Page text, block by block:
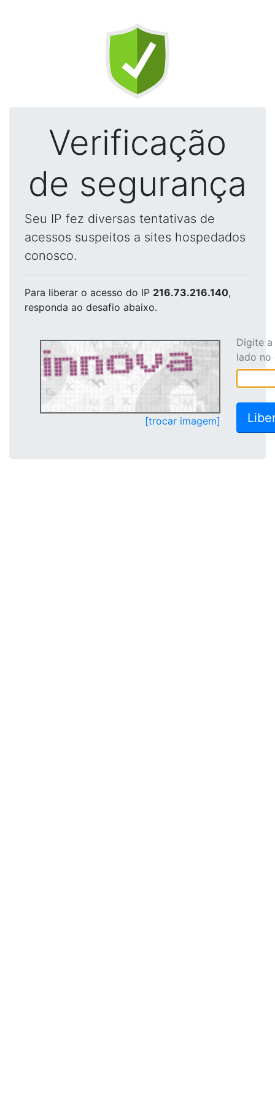
Verificação
de segurança
Seu IP fez diversas tentativas de
acessos suspeitos a sites hospedados
conosco.
Para liberar o acesso do IP 216.73.216.140,
responda ao desafio abaixo.
[trocar imagem]
Digite
lado no